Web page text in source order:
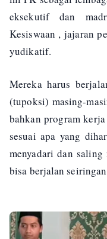
eksekutif dan
Kesiswaan , jajaran
yudikatif.
Mereka harus
(tupoksi) masing-
bahkan program
sesuai apa yang
menyadari dan
bisa berjalan